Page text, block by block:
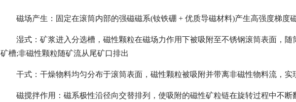
磁场产生：固定在滚筒内部的强磁磁系(钕铁硼 + 优质导磁材料)产生高强度梯度
湿式：矿浆进入分选槽，磁性颗粒在磁场力作用下被吸附至不锈钢滚筒表面，
矿槽;非磁性颗粒随矿流从尾矿口排出
干式：干燥物料均匀分布于滚筒表面，磁性颗粒被吸附并带离非磁性物料流，实
磁搅拌作用：磁系极性沿径向交替排列，使吸附的磁性矿粒链在旋转过程中不断